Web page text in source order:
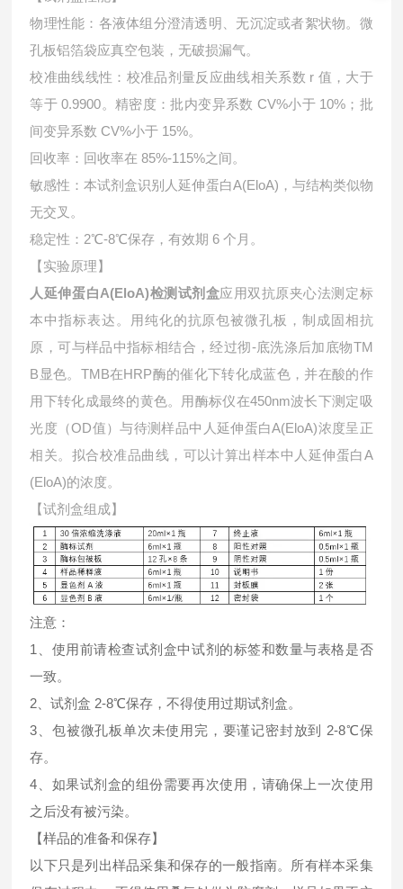
物理性能：各液体组分澄清透明、无沉淀或者絮状物。微
孔板铝箔袋应真空包装，无破损漏气。
校准曲线线性：校准品剂量反应曲线相关系数 r 值，大于
等于 0.9900。精密度：批内变异系数 CV%小于 10%；批
间变异系数 CV%小于 15%。
回收率：回收率在 85%-115%之间。
敏感性：本试剂盒识别人延伸蛋白A(EloA)，与结构类似物
无交叉。
稳定性：2℃-8℃保存，有效期 6 个月。
【实验原理】
人延伸蛋白A(EloA)检测试剂盒应用双抗原夹心法测定标
本中指标表达。用纯化的抗原包被微孔板，制成固相抗
原，可与样品中指标相结合，经过彻-底洗涤后加底物TM
B显色。TMB在HRP酶的催化下转化成蓝色，并在酸的作
用下转化成最终的黄色。用酶标仪在450nm波长下测定吸
光度（OD值）与待测样品中 人延伸蛋白A(EloA)浓度呈正
相关。拟合校准品曲线，可以计算出样本中 人延伸蛋白A
(EloA)的浓度。
【试剂盒组成】
注意：
1、使用前请检查试剂盒中试剂的标签和数量与表格是否
一致。
2、试剂盒 2-8℃保存，不得使用过期试剂盒。
3、包被微孔板单次未使用完，要谨记密封放到 2-8℃保
存。
4、如果试剂盒的组份需要再次使用，请确保上一次使用
之后没有被污染。
【样品的准备和保存】
以下只是列出样品采集和保存的一般指南。所有样本采集